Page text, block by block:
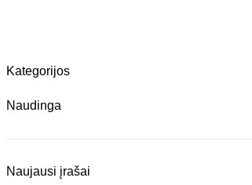
Kategorijos
Naudinga
Naujausi įrašai